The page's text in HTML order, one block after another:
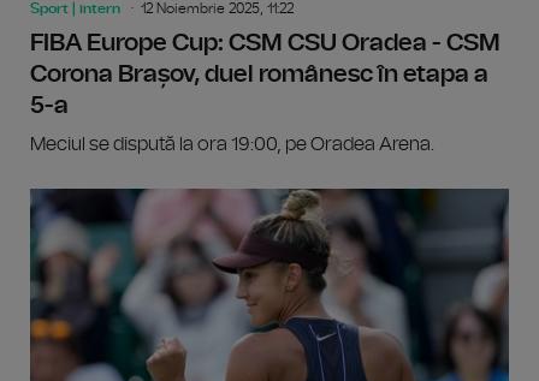
Sport | intern 12 Noiembrie 2025, 11:22
FIBA Europe Cup: CSM CSU Oradea - CSM
Corona Brașov, duel românesc în etapa a
5-a
Meciul se dispută la ora 19:00, pe Oradea Arena.